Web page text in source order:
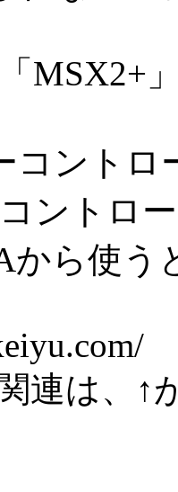
MSX2+
コント
ントロ
から使う
連は、↑